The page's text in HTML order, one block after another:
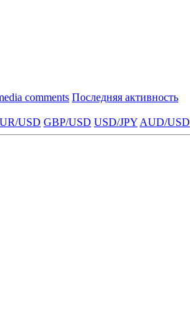
comments Последняя активность
USD GBP/USD USD/JPY AUD/USD